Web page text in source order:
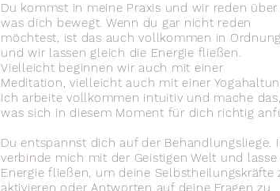
Du kommst in meine Praxis und wir reden über
was dich bewegt. Wenn du gar nicht reden
möchtest, ist das auch vollkommen in Ordnung
und wir lassen gleich die Energie fließen.
Vielleicht beginnen wir auch mit einer
Meditation, vielleicht auch mit einer
Ich arbeite vollkommen intuitiv und mache das,
was sich in diesem Moment für dich richtig
Du entspannst dich auf der Behandlungsliege.
verbinde mich mit der Geistigen Welt und lasse
Energie fließen, um deine Selbstheilungskräfte
aktivieren oder Antworten auf deine Fragen zu